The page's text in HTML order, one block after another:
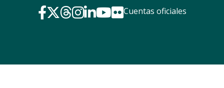
Cuentas oficiales